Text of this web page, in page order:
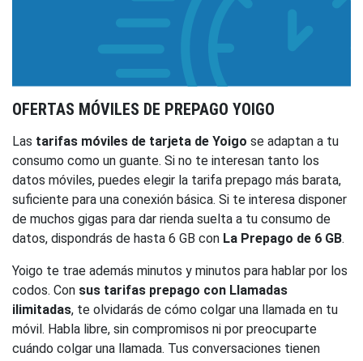
OFERTAS MÓVILES DE PREPAGO YOIGO
Las tarifas móviles de tarjeta de Yoigo se adaptan a tu
consumo como un guante. Si no te interesan tanto los
datos móviles, puedes elegir la tarifa prepago más barata,
suficiente para una conexión básica. Si te interesa disponer
de muchos gigas para dar rienda suelta a tu consumo de
datos, dispondrás de hasta 6 GB con La Prepago de 6 GB.
Yoigo te trae además minutos y minutos para hablar por los
codos. Con sus tarifas prepago con Llamadas
ilimitadas, te olvidarás de cómo colgar una llamada en tu
móvil. Habla libre, sin compromisos ni por preocuparte
cuándo colgar una llamada. Tus conversaciones tienen